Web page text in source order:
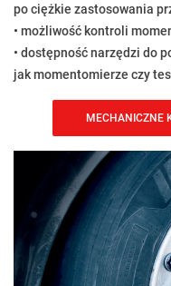
po ciężkie zastosowania
• możliwość kontroli
• dostępność narzędzi do
jak momentomierze czy
MECHANICZNE